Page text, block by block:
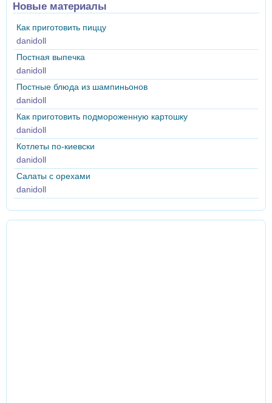
Новые материалы
Как приготовить пиццу
danidoll
Постная выпечка
danidoll
Постные блюда из шампиньонов
danidoll
Как приготовить подмороженную картошку
danidoll
Котлеты по-киевски
danidoll
Салаты с орехами
danidoll